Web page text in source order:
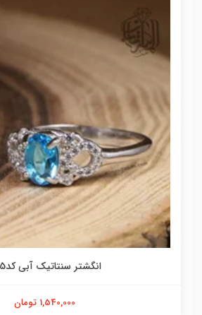
انگشتر سنتاتیک آبی کد585
1,540,000 تومان